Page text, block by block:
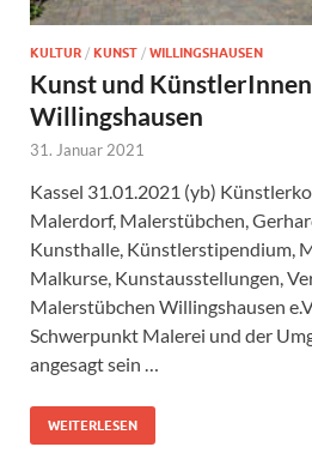
KULTUR / KUNST / WILLINGSHAUSEN
Kunst und
Willingshausen
31. Januar 2021
Kassel 31.01.2021 (yb)
Malerdorf, Malerstübchen,
Kunsthalle, Künstlerstipendium,
Malkurse, Kunstausstellungen,
Malerstübchen Willingshausen
Schwerpunkt Malerei und der
angesagt sein …
WEITERLESEN